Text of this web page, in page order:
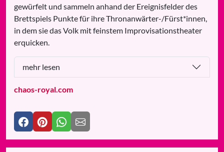
gewürfelt und sammeln anhand der Ereignisfelder des
Brettspiels Punkte für ihre Thronanwärter-/Fürst*innen,
in dem sie das Volk mit feinstem Improvisationstheater
erquicken.
mehr lesen
chaos-royal.com